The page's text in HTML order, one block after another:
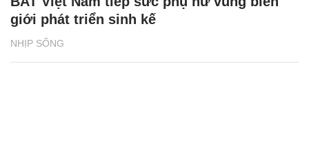
NHỊP SỐNG
giới phát triển sinh kế